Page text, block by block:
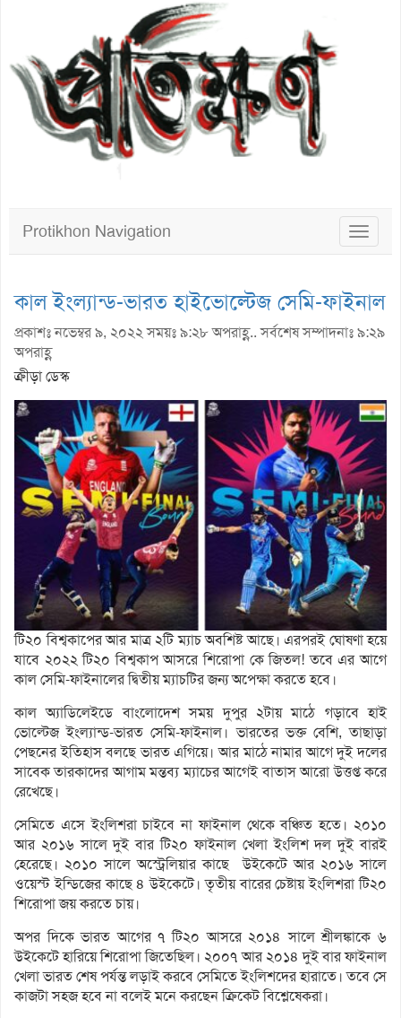
Toggle
Protikhon Navigation
কাল ইংল্যান্ড-ভারত হাইভোল্টেজ সেমি-ফাইনাল
প্রকাশঃ নভেম্বর ৯, ২০২২ সময়ঃ ৯:২৮ অপরাহ্ণ.. সর্বশেষ সম্পাদনাঃ ৯:২৯
অপরাহ্ণ
ক্রীড়া ডেস্ক
টি২০ বিশ্বকাপের আর মাত্র ২টি ম্যাচ অবশিষ্ট আছে। এরপরই ঘোষণা হয়ে
যাবে ২০২২ টি২০ বিশ্বকাপ আসরে শিরোপা কে জিতল! তবে এর আগে
কাল সেমি-ফাইনালের দ্বিতীয় ম্যাচটির জন্য অপেক্ষা করতে হবে।
কাল অ্যাডিলেইডে বাংলোদেশ সময় দুপুর ২টায় মাঠে গড়াবে হাই
ভোল্টেজ ইংল্যান্ড-ভারত সেমি-ফাইনাল। ভারতের ভক্ত বেশি, তাছাড়া
পেছনের ইতিহাস বলছে ভারত এগিয়ে। আর মাঠে নামার আগে দুই দলের
সাবেক তারকাদের আগাম মন্তব্য ম্যাচের আগেই বাতাস আরো উত্তপ্ত করে
রেখেছে।
সেমিতে এসে ইংলিশরা চাইবে না ফাইনাল থেকে বঞ্চিত হতে। ২০১০
আর ২০১৬ সালে দুই বার টি২০ ফাইনাল খেলা ইংলিশ দল দুই বারই
হেরেছে। ২০১০ সালে অস্ট্রেলিয়ার কাছে উইকেটে আর ২০১৬ সালে
ওয়েস্ট ইন্ডিজের কাছে ৪ উইকেটে। তৃতীয় বারের চেষ্টায় ইংলিশরা টি২০
শিরোপা জয় করতে চায়।
অপর দিকে ভারত আগের ৭ টি২০ আসরে ২০১৪ সালে শ্রীলঙ্কাকে ৬
উইকেটে হারিয়ে শিরোপা জিতেছিল। ২০০৭ আর ২০১৪ দুই বার ফাইনাল
খেলা ভারত শেষ পর্যন্ত লড়াই করবে সেমিতে ইংলিশদের হারাতে। তবে সে
কাজটা সহজ হবে না বলেই মনে করছেন ক্রিকেট বিশ্লেষেকরা।